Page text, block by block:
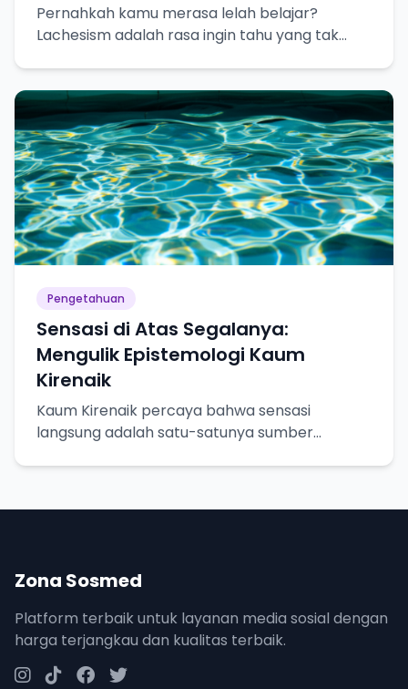
Pernahkah kamu merasa lelah belajar?
Lachesism adalah rasa ingin tahu yang tak
Pengetahuan
Sensasi di Atas Segalanya:
Mengulik Epistemologi Kaum
Kirenaik
Kaum Kirenaik percaya bahwa sensasi
langsung adalah satu-satunya sumber
Zona Sosmed
Platform terbaik untuk layanan media sosial dengan
harga terjangkau dan kualitas terbaik.